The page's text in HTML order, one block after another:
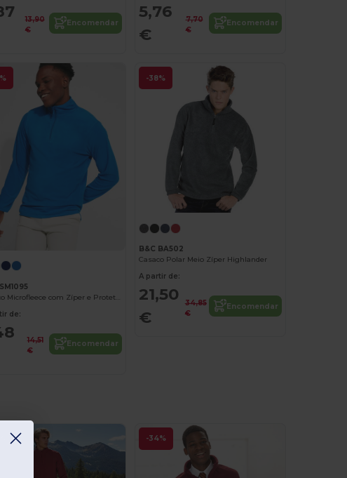
13,90
€
Encomendar
5,76
€
7,70
€
Encomendar
Casaco Microfleece com Zíper e Protetor de Queixo
de:
14,51
€
Encomendar
-38%
B&C BA502
Casaco Polar Meio Zíper Highlander
A partir de:
21,50
€
34,85
€
Encomendar
-34%